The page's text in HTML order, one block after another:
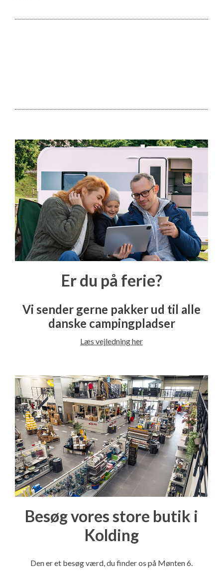
Er du på ferie?
Vi sender gerne pakker ud til alle
danske campingpladser
Læs vejledning her
Besøg vores store butik i
Kolding
Den er et besøg værd, du finder os på Mønten 6.